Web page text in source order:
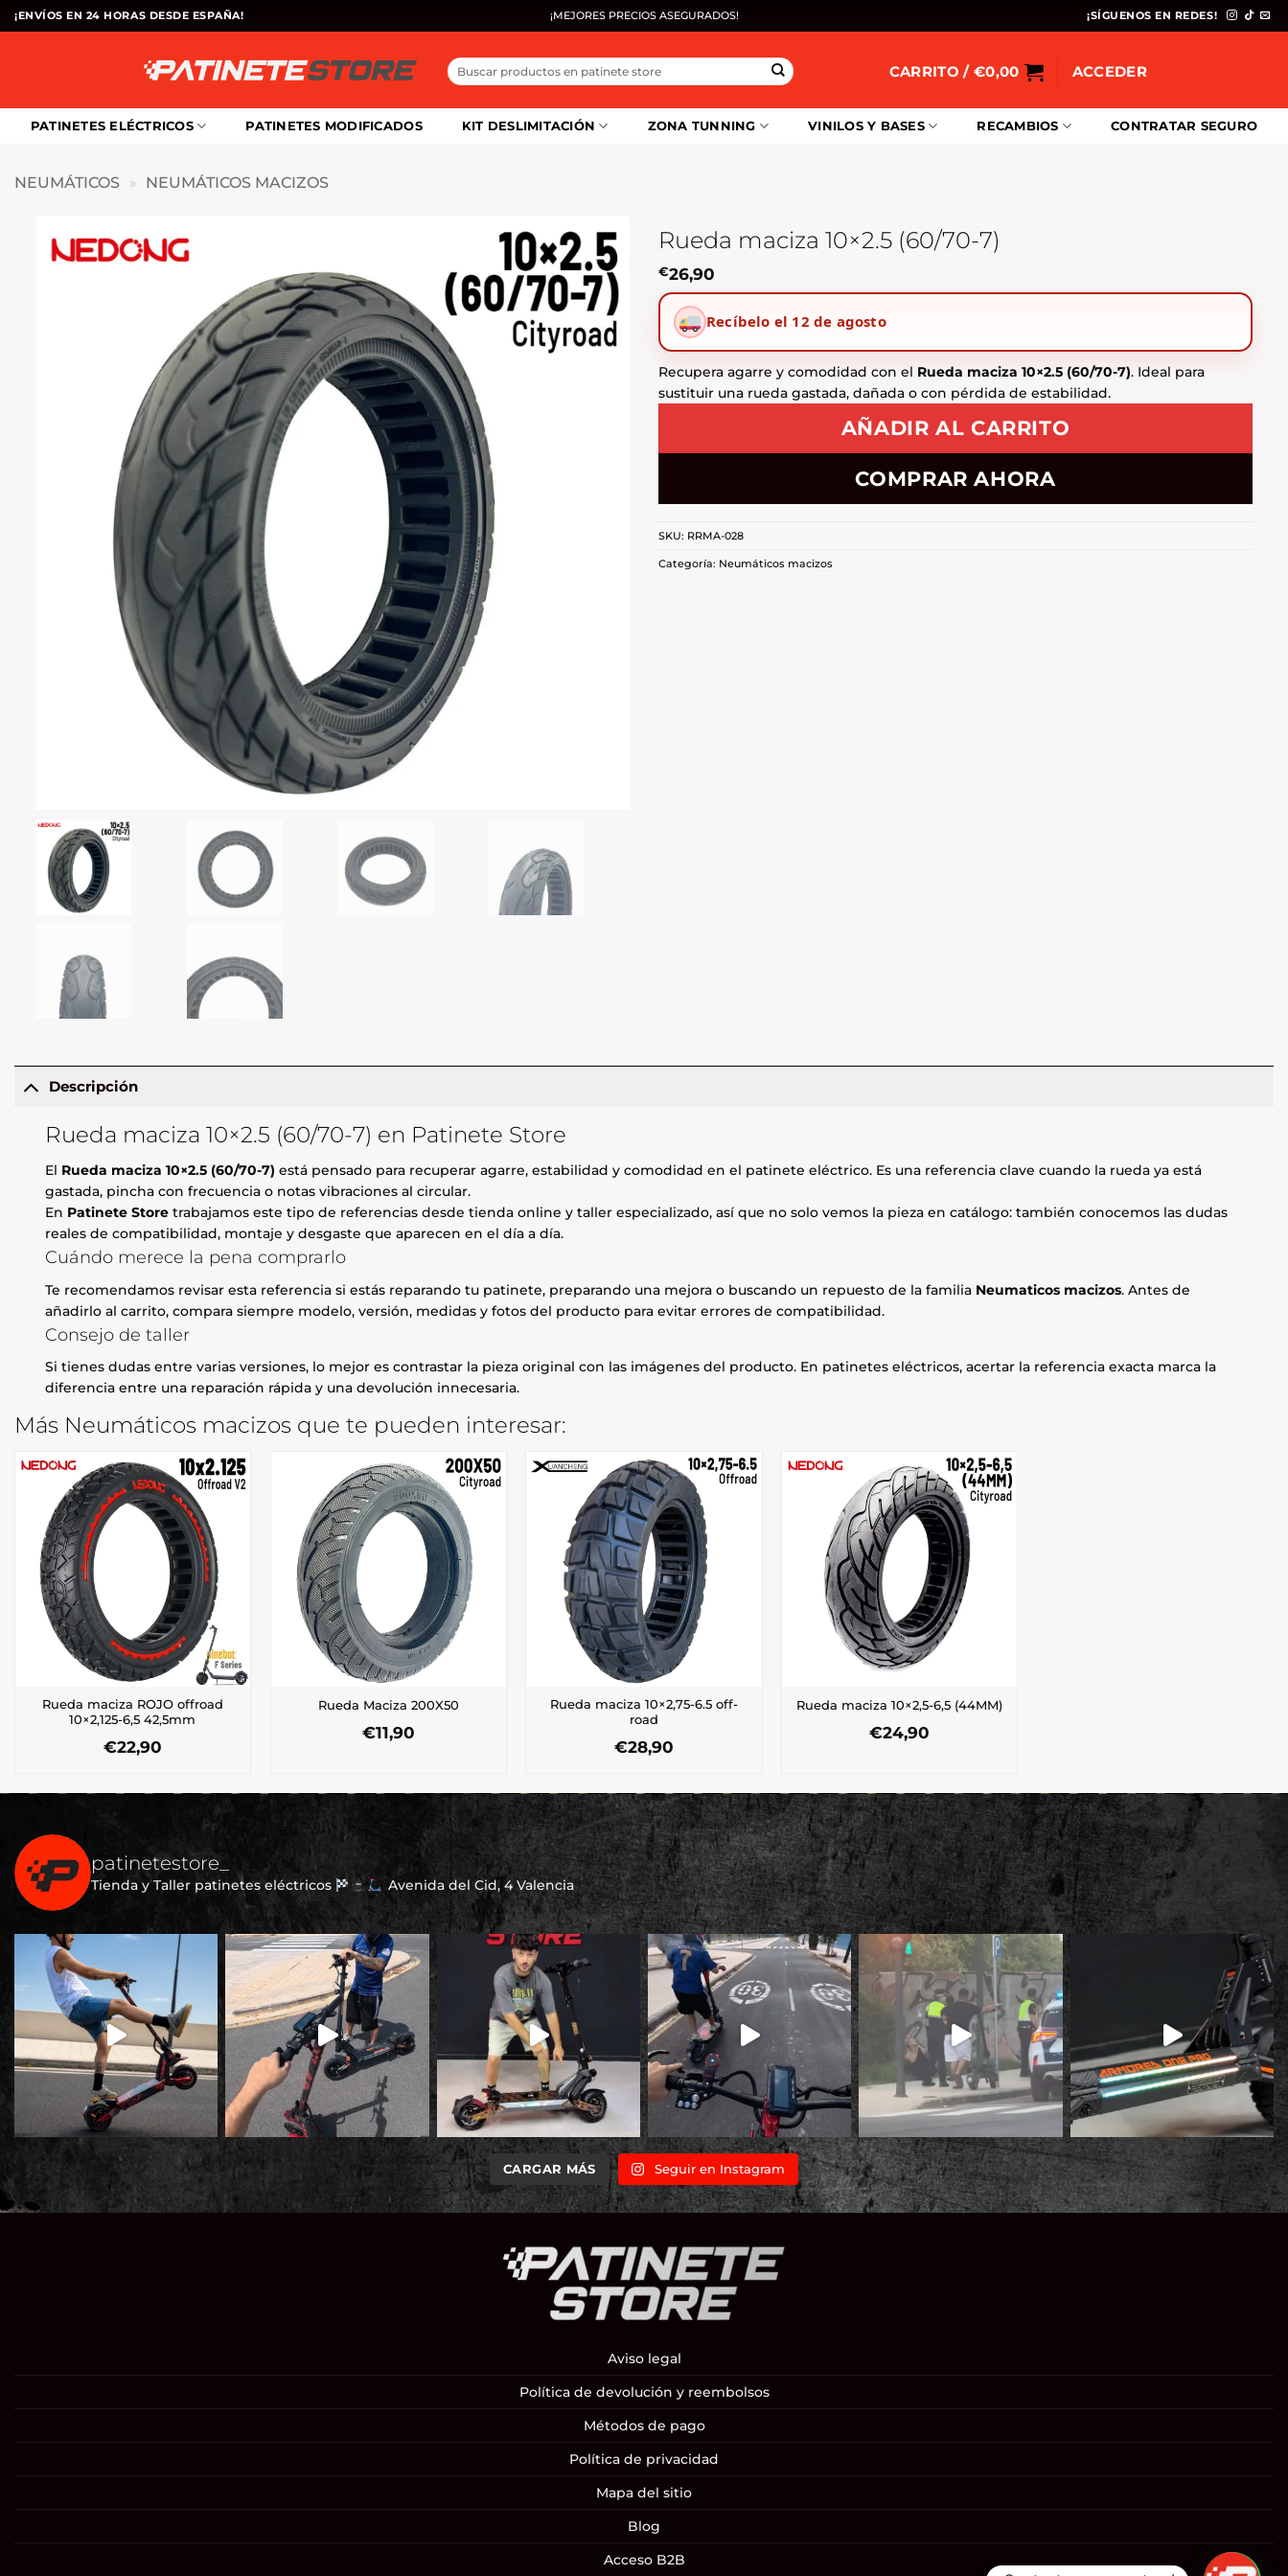
Saltar
al
¡ENVÍOS EN 24 HORAS DESDE ESPAÑA! ¡MEJORES PRECIOS ASEGURADOS! ¡SÍGUENOS EN REDES!
Buscar
por:
CARRITO / €0,00 ACCEDER
PATINETES ELÉCTRICOS PATINETES MODIFICADOS KIT DESLIMITACIÓN ZONA TUNNING VINILOS Y BASES RECAMBIOS CONTRATAR SEGURO
NEUMÁTICOS » NEUMÁTICOS MACIZOS
Rueda maciza 10×2.5 (60/70-7)
€26,90
Recíbelo el 12 de agosto
Recupera agarre y comodidad con el Rueda maciza 10×2.5 (60/70-7). Ideal para
sustituir una rueda gastada, dañada o con pérdida de estabilidad.
AÑADIR AL CARRITO
COMPRAR AHORA
SKU: RRMA-028
Categoría: Neumáticos macizos
Descripción
Rueda maciza 10×2.5 (60/70-7) en Patinete Store
El Rueda maciza 10×2.5 (60/70-7) está pensado para recuperar agarre, estabilidad y comodidad en el patinete eléctrico. Es una referencia clave cuando la rueda ya está
gastada, pincha con frecuencia o notas vibraciones al circular.
En Patinete Store trabajamos este tipo de referencias desde tienda online y taller especializado, así que no solo vemos la pieza en catálogo: también conocemos las dudas
reales de compatibilidad, montaje y desgaste que aparecen en el día a día.
Cuándo merece la pena comprarlo
Te recomendamos revisar esta referencia si estás reparando tu patinete, preparando una mejora o buscando un repuesto de la familia Neumaticos macizos. Antes de
añadirlo al carrito, compara siempre modelo, versión, medidas y fotos del producto para evitar errores de compatibilidad.
Consejo de taller
Si tienes dudas entre varias versiones, lo mejor es contrastar la pieza original con las imágenes del producto. En patinetes eléctricos, acertar la referencia exacta marca la
diferencia entre una reparación rápida y una devolución innecesaria.
Más Neumáticos macizos que te pueden interesar:
Rueda maciza ROJO offroad
10×2,125-6,5 42,5mm
€22,90
Rueda Maciza 200X50
€11,90
Rueda maciza 10×2,75-6.5 off-
road
€28,90
Rueda maciza 10×2,5-6,5 (44MM)
€24,90
patinetestore_
Tienda y Taller patinetes eléctricos Avenida del Cid, 4 Valencia
CARGAR MÁS Seguir en Instagram
Aviso legal
Política de devolución y reembolsos
Métodos de pago
Política de privacidad
Mapa del sitio
Blog
Acceso B2B